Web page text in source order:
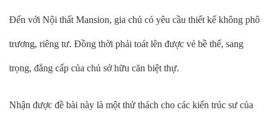
Đến với Nội thất Mansion, gia chủ có yêu cầu thiết kế không phô
trương, riêng tư. Đồng thời phải toát lên được vẻ bề thế, sang
trọng, đẳng cấp của chủ sở hữu căn biệt thự.
Nhận được đề bài này là một thử thách cho các kiến trúc sư của